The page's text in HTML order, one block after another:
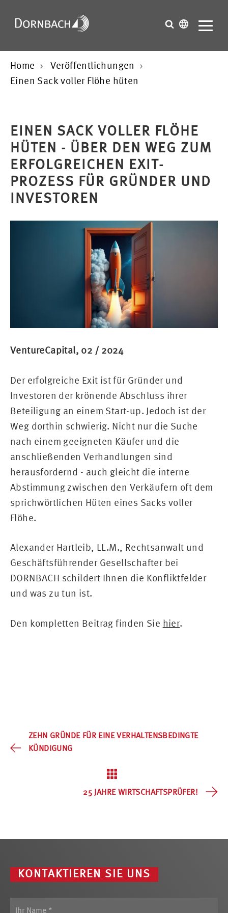
Home
Veröffentlichungen
Einen Sack voller Flöhe hüten
EINEN SACK VOLLER FLÖHE
HÜTEN - ÜBER DEN WEG ZUM
ERFOLGREICHEN EXIT-
PROZESS FÜR GRÜNDER UND
INVESTOREN
VentureCapital, 02 / 2024
Der erfolgreiche Exit ist für Gründer und
Investoren der krönende Abschluss ihrer
Beteiligung an einem Start-up. Jedoch ist der
Weg dorthin schwierig. Nicht nur die Suche
nach einem geeigneten Käufer und die
anschließenden Verhandlungen sind
herausfordernd - auch gleicht die interne
Abstimmung zwischen den Verkäufern oft dem
sprichwörtlichen Hüten eines Sacks voller
Flöhe.
Alexander Hartleib, LL.M., Rechtsanwalt und
Geschäftsführender Gesellschafter bei
DORNBACH schildert Ihnen die Konfliktfelder
und was zu tun ist.
Den kompletten Beitrag finden Sie hier.
ZEHN GRÜNDE FÜR EINE VERHALTENSBEDINGTE
KÜNDIGUNG
25 JAHRE WIRTSCHAFTSPRÜFER!
KONTAKTIEREN SIE UNS